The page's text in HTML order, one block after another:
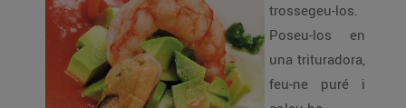
trossegeu-los.
Poseu-los en
una trituradora,
feu-ne puré i